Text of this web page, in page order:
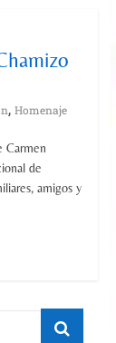
, Homenaje
Carmen
de
amigos y